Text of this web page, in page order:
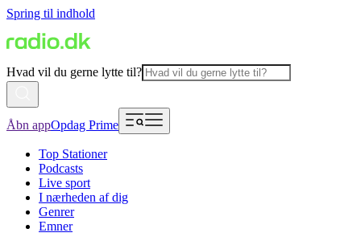
Spring til indhold
Hvad vil du gerne lytte til?
Åbn appOpdag Prime
Top Stationer
Podcasts
Live sport
I nærheden af dig
Genrer
Emner